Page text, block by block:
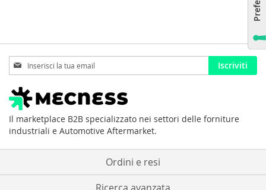
Iscriviti
alla
nostra
Newsletter:
Iscriviti
Il marketplace B2B specializzato nei settori delle forniture
industriali e Automotive Aftermarket.
Ordini e resi